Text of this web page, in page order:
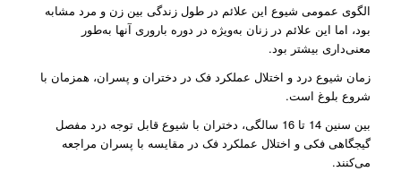
الگوی عمومی شیوع این علائم در طول زندگی بین زن و مرد مشابه
بود، اما این علائم در زنان به‌ویژه در دوره باروری آنها به‌طور
معنی‌داری بیشتر بود.
زمان شیوع درد و اختلال عملکرد فک در دختران و پسران، همزمان با
شروع بلوغ است.
بین سنین 14 تا 16 سالگی، دختران با شیوع قابل توجه درد مفصل
گیجگاهی فکی و اختلال عملکرد فک در مقایسه با پسران مراجعه
می‌کنند.